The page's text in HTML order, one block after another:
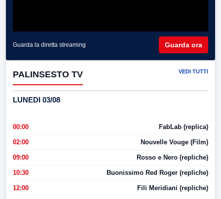
Guarda la diretta streaming Guarda ora
PALINSESTO TV VEDI TUTTI
LUNEDI 03/08
00:00 FabLab (replica)
02:00 Nouvelle Vouge (Film)
09:00 Rosso e Nero (repliche)
10:30 Buonissimo Red Roger (repliche)
12:00 Fili Meridiani (repliche)